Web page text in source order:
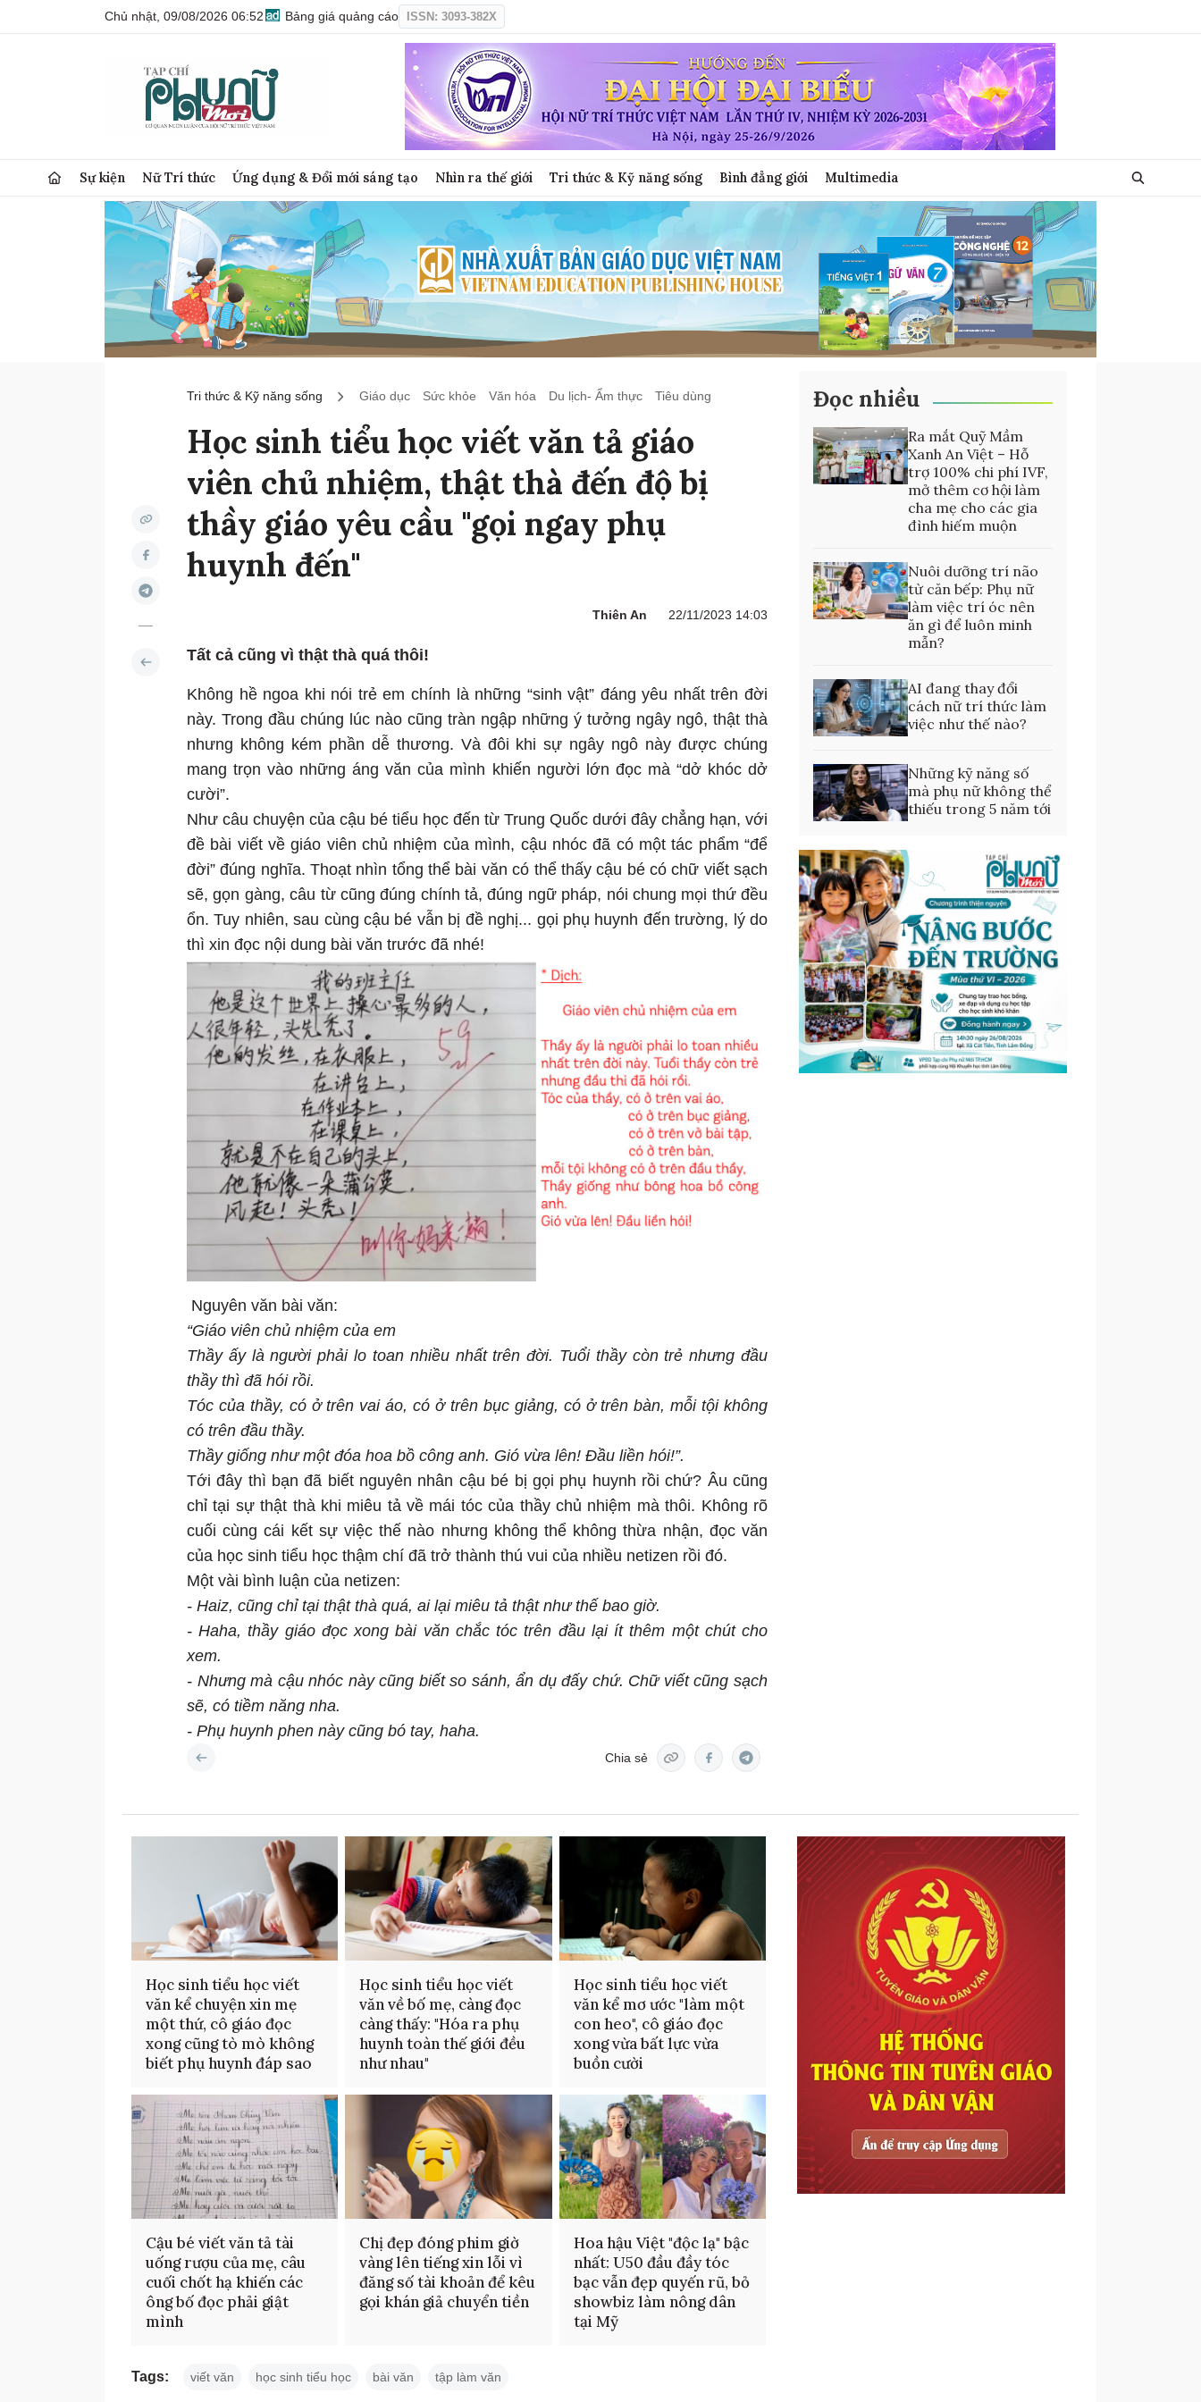
Chủ nhật, 09/08/2026 06:52 Bảng giá quảng cáo ISSN: 3093-382X
Sự kiện Nữ Trí thức Ứng dụng & Đổi mới sáng tạo Nhìn ra thế giới Tri thức & Kỹ năng sống Bình đẳng giới Multimedia
Tri thức & Kỹ năng sống Giáo dục Sức khỏe Văn hóa Du lịch- Ẩm thực Tiêu dùng
Học sinh tiểu học viết văn tả giáo
viên chủ nhiệm, thật thà đến độ bị
thầy giáo yêu cầu "gọi ngay phụ
huynh đến"
Thiên An 22/11/2023 14:03
Tất cả cũng vì thật thà quá thôi!
Không hề ngoa khi nói trẻ em chính là những “sinh vật” đáng yêu nhất trên đời
này. Trong đầu chúng lúc nào cũng tràn ngập những ý tưởng ngây ngô, thật thà
nhưng không kém phần dễ thương. Và đôi khi sự ngây ngô này được chúng
mang trọn vào những áng văn của mình khiến người lớn đọc mà “dở khóc dở
cười”.
Như câu chuyện của cậu bé tiểu học đến từ Trung Quốc dưới đây chẳng hạn, với
đề bài viết về giáo viên chủ nhiệm của mình, cậu nhóc đã có một tác phẩm “để
đời” đúng nghĩa. Thoạt nhìn tổng thể bài văn có thể thấy cậu bé có chữ viết sạch
sẽ, gọn gàng, câu từ cũng đúng chính tả, đúng ngữ pháp, nói chung mọi thứ đều
ổn. Tuy nhiên, sau cùng cậu bé vẫn bị đề nghị... gọi phụ huynh đến trường, lý do
thì xin đọc nội dung bài văn trước đã nhé!
Nguyên văn bài văn:
“Giáo viên chủ nhiệm của em
Thầy ấy là người phải lo toan nhiều nhất trên đời. Tuổi thầy còn trẻ nhưng đầu
thầy thì đã hói rồi.
Tóc của thầy, có ở trên vai áo, có ở trên bục giảng, có ở trên bàn, mỗi tội không
có trên đầu thầy.
Thầy giống như một đóa hoa bồ công anh. Gió vừa lên! Đầu liền hói!”.
Tới đây thì bạn đã biết nguyên nhân cậu bé bị gọi phụ huynh rồi chứ? Âu cũng
chỉ tại sự thật thà khi miêu tả về mái tóc của thầy chủ nhiệm mà thôi. Không rõ
cuối cùng cái kết sự việc thế nào nhưng không thể không thừa nhận, đọc văn
của học sinh tiểu học thậm chí đã trở thành thú vui của nhiều netizen rồi đó.
Một vài bình luận của netizen:
- Haiz, cũng chỉ tại thật thà quá, ai lại miêu tả thật như thế bao giờ.
- Haha, thầy giáo đọc xong bài văn chắc tóc trên đầu lại ít thêm một chút cho
xem.
- Nhưng mà cậu nhóc này cũng biết so sánh, ẩn dụ đấy chứ. Chữ viết cũng sạch
sẽ, có tiềm năng nha.
- Phụ huynh phen này cũng bó tay, haha.
Chia sẻ
Đọc nhiều
Ra mắt Quỹ Mầm
Xanh An Việt – Hỗ
trợ 100% chi phí IVF,
mở thêm cơ hội làm
cha mẹ cho các gia
đình hiếm muộn
Nuôi dưỡng trí não
từ căn bếp: Phụ nữ
làm việc trí óc nên
ăn gì để luôn minh
mẫn?
AI đang thay đổi
cách nữ trí thức làm
việc như thế nào?
Những kỹ năng số
mà phụ nữ không thể
thiếu trong 5 năm tới
Học sinh tiểu học viết
văn kể chuyện xin mẹ
một thứ, cô giáo đọc
xong cũng tò mò không
biết phụ huynh đáp sao
Học sinh tiểu học viết
văn về bố mẹ, càng đọc
càng thấy: "Hóa ra phụ
huynh toàn thế giới đều
như nhau"
Học sinh tiểu học viết
văn kể mơ ước "làm một
con heo", cô giáo đọc
xong vừa bất lực vừa
buồn cười
Cậu bé viết văn tả tài
uống rượu của mẹ, câu
cuối chốt hạ khiến các
ông bố đọc phải giật
mình
Chị đẹp đóng phim giờ
vàng lên tiếng xin lỗi vì
đăng số tài khoản để kêu
gọi khán giả chuyển tiền
Hoa hậu Việt "độc lạ" bậc
nhất: U50 đầu đầy tóc
bạc vẫn đẹp quyến rũ, bỏ
showbiz làm nông dân
tại Mỹ
Tags: viết văn học sinh tiểu học bài văn tập làm văn